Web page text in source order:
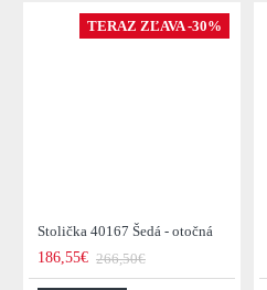
TERAZ ZĽAVA -30%
Stolička 40167 Šedá - otočná
186,55€ 266,50€